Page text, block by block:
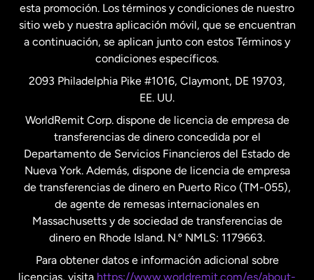
Nueva Zelanda
Países Bajos
Suecia
esta promoción. Los términos y condiciones de nuestro
sitio web y nuestra aplicación móvil, que se encuentran
a continuación, se aplican junto con estos Términos y
condiciones específicos.
2093 Philadelphia Pike #1016, Claymont, DE 19703,
EE. UU.
WorldRemit Corp. dispone de licencia de empresa de
transferencias de dinero concedida por el
Departamento de Servicios Financieros del Estado de
Nueva York. Además, dispone de licencia de empresa
de transferencias de dinero en Puerto Rico (TM-055),
de agente de remesas internacionales en
Massachusetts y de sociedad de transferencias de
dinero en Rhode Island. N.º NMLS: 1179663.
Para obtener datos e información adicional sobre
licencias, visita https://www.worldremit.com/es/about-